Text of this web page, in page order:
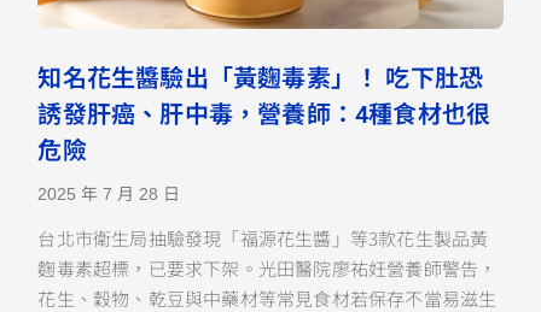
知名花生醬驗出「黃麴毒素」！ 吃下肚恐
誘發肝癌、肝中毒，營養師：4種食材也很
危險
2025 年 7 月 28 日
台北市衛生局抽驗發現「福源花生醬」等3款花生製品黃
麴毒素超標，已要求下架。光田醫院廖祐妊營養師警告，
花生、穀物、乾豆與中藥材等常見食材若保存不當易滋生